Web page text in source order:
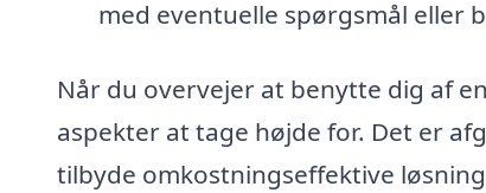
med eventuelle spørgsmål eller
Når du overvejer at benytte dig af
aspekter at tage højde for. Det er
tilbyde omkostningseffektive